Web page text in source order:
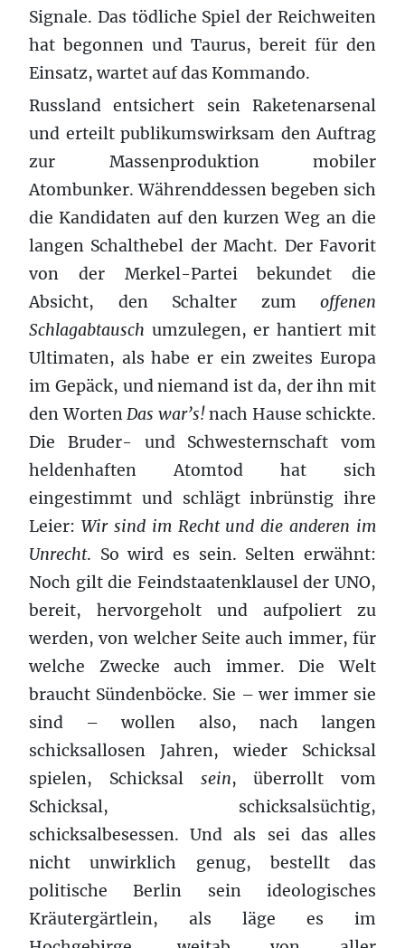
Signale. Das tödliche Spiel der Reichweiten
hat begonnen und Taurus, bereit für den
Einsatz, wartet auf das Kommando.
Russland entsichert sein Raketenarsenal
und erteilt publikumswirksam den Auftrag
zur Massenproduktion mobiler
Atombunker. Währenddessen begeben sich
die Kandidaten auf den kurzen Weg an die
langen Schalthebel der Macht. Der Favorit
von der Merkel-Partei bekundet die
Absicht, den Schalter zum offenen
Schlagabtausch umzulegen, er hantiert mit
Ultimaten, als habe er ein zweites Europa
im Gepäck, und niemand ist da, der ihn mit
den WortenDas war’s!nach Hause schickte.
Die Bruder- und Schwesternschaft vom
heldenhaften Atomtod hat sich
eingestimmt und schlägt inbrünstig ihre
Leier: Wir sind im Recht und die anderen im
Unrecht. So wird es sein. Selten erwähnt:
Noch gilt die Feindstaatenklausel der UNO,
bereit, hervorgeholt und aufpoliert zu
werden, von welcher Seite auch immer, für
welche Zwecke auch immer. Die Welt
braucht Sündenböcke. Sie – wer immer sie
sind – wollen also, nach langen
schicksallosen Jahren, wieder Schicksal
spielen, Schicksal sein, überrollt vom
Schicksal, schicksalsüchtig,
schicksalbesessen. Und als sei das alles
nicht unwirklich genug, bestellt das
politische Berlin sein ideologisches
Kräutergärtlein, als läge es im